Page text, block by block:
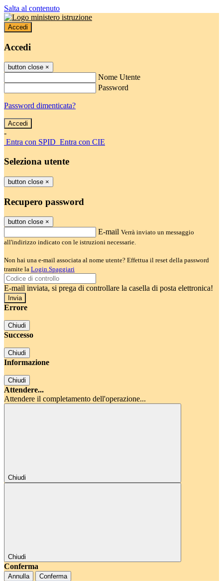
Salta al contenuto
Accedi
Accedi
button close ×
Nome Utente
Password
Password dimenticata?
-
Entra con SPID Entra con CIE
Seleziona utente
button close ×
Recupero password
button close ×
E-mail Verrà inviato un messaggio
all'indirizzo indicato con le istruzioni necessarie.
Non hai una e-mail associata al nome utente? Effettua il reset della password
tramite la Login Spaggiari
E-mail inviata, si prega di controllare la casella di posta elettronica!
Errore
Chiudi
Successo
Chiudi
Informazione
Chiudi
Attendere...
Attendere il completamento dell'operazione...
Chiudi
Chiudi
Conferma
Annulla Conferma